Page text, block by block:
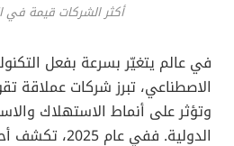
أكثر الشركات قيمة في
في عالم يتغيّر بسرعة بفعل
الاصطناعي، تبرز شركات عملاقة
وتؤثر على أنماط الاستهلاك
الدولية. ففي